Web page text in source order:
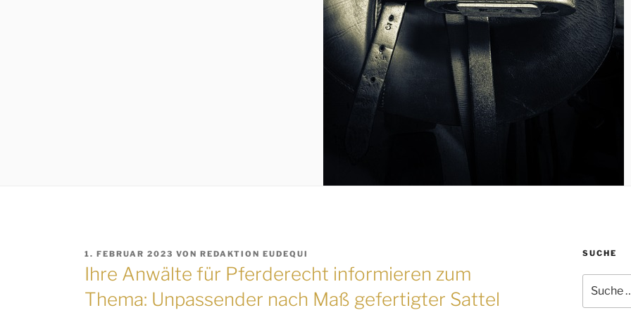
VERÖFFENTLICHT
AM
1. FEBRUAR 2023 VON REDAKTION EUDEQUI
Ihre Anwälte für Pferderecht informieren zum
Thema: Unpassender nach Maß gefertigter Sattel
SUCHE
nach: